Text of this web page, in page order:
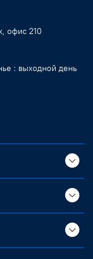
офис 210
: выходной день